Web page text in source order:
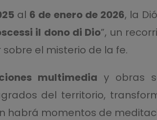
al 6 de enero de 2026, la
il dono di Dio”, un
el misterio de la fe.
multimedia y obras
del territorio,
habrá momentos de